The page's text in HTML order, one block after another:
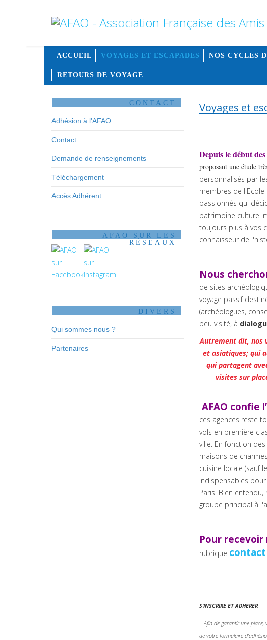
ACCUEIL VOYAGES ET ESCAPADES NOS CYCLES
RETOURS DE VOYAGE
CONTACT
Adhésion à l'AFAO
Contact
Demande de renseignements
Téléchargement
Accès Adhérent
AFAO SUR LES
RÉSEAUX
DIVERS
Qui sommes nous ?
Partenaires
Voyages et
Depuis le début
proposant une étude
personnalisés par
membres de
passionnés qui
patrimoine culturel
toujours plus à vos
connaisseur de
Nous
de sites
voyage passif
(archéologues,
peu visité, à
Autrement dit, nos
et asiatiques; qui
qui partagent
visites sur
AFAO confie
ces agences reste
vols en première
ville. En fonction
maisons de
cuisine locale (sauf
indispensables
Paris. Bien
groupe principal à
Pour
rubrique contact
S’INSCRIRE ET ADHERER
- Afin de garantir une place,
de votre formulaire